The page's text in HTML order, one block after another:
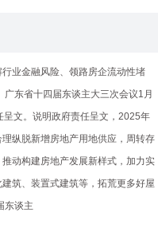
业金融风险、领路房企流动性堵
东省十四届东谈主大三次会议1月
文。说明政府责任呈文，2025年
纵脱新增房地产用地供应，周转存
动构建房地产发展新样式，加力实
筑、装置式建筑等，拓荒更多好屋
东谈主